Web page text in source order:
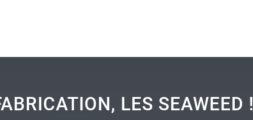
LES SEAWEED !